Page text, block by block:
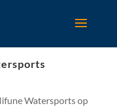
Watersports op